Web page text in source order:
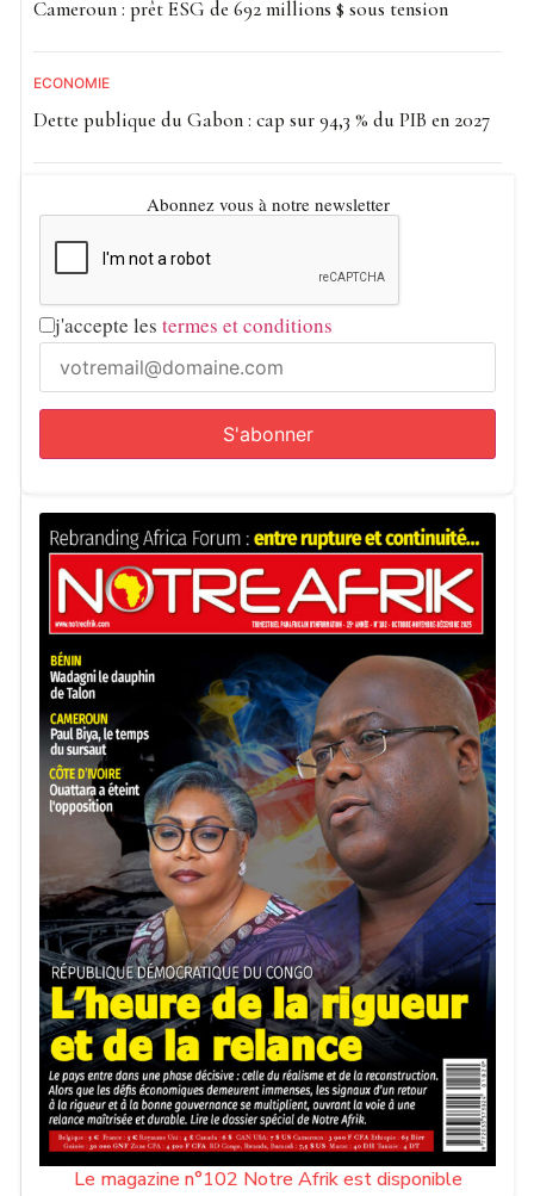
Cameroun : prêt ESG de 692 millions $ sous tension
ECONOMIE
Dette publique du Gabon : cap sur 94,3 % du PIB en 2027
Abonnez vous à notre newsletter
j'accepte les termes et conditions
Le magazine n°102 Notre Afrik est disponible